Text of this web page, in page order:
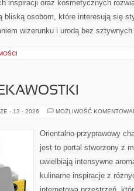
inspiracji oraz kosmetycznych
bliską osobom, które interesują się
wizerunku i urodą bez
- 13 - 2026 MOŻLIWOŚĆ
Orientalno-przyprawowy
jest to portal stworzony z
uwielbiają intensywne
kulinarne inspiracje z